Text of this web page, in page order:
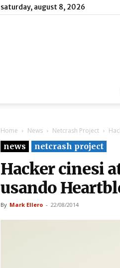
saturday, august 8, 2026
Home News Netcrash Project
news netcrash project
Hacker cinesi
usando
By Mark Ellero - 22/08/2014